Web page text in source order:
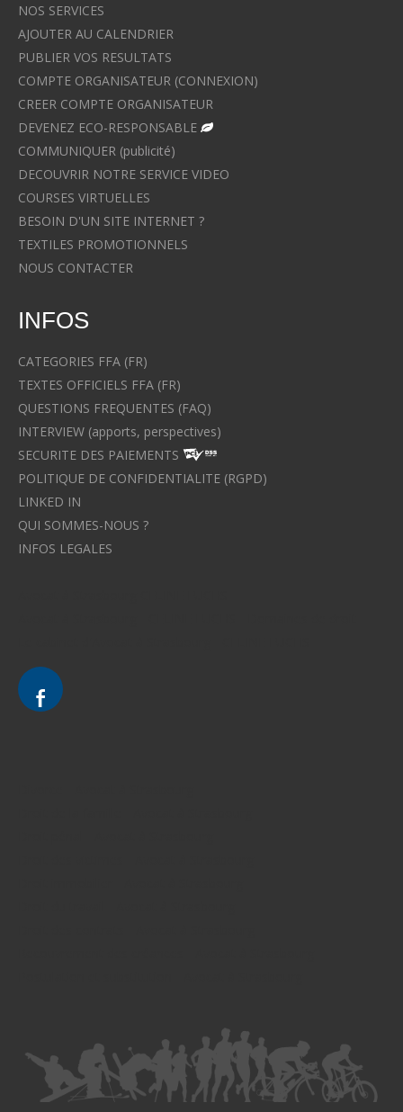
NOS SERVICES
AJOUTER AU CALENDRIER
PUBLIER VOS RESULTATS
COMPTE ORGANISATEUR (CONNEXION)
CREER COMPTE ORGANISATEUR
DEVENEZ ECO-RESPONSABLE
COMMUNIQUER (publicité)
DECOUVRIR NOTRE SERVICE VIDEO
COURSES VIRTUELLES
BESOIN D'UN SITE INTERNET ?
TEXTILES PROMOTIONNELS
NOUS CONTACTER
INFOS
CATEGORIES FFA (FR)
TEXTES OFFICIELS FFA (FR)
QUESTIONS FREQUENTES (FAQ)
INTERVIEW (apports, perspectives)
SECURITE DES PAIEMENTS
POLITIQUE DE CONFIDENTIALITE (RGPD)
LINKED IN
QUI SOMMES-NOUS ?
INFOS LEGALES